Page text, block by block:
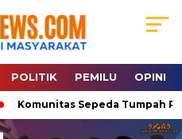
POLITIK PEMILU OPINI
Komunitas Sepeda Tumpah